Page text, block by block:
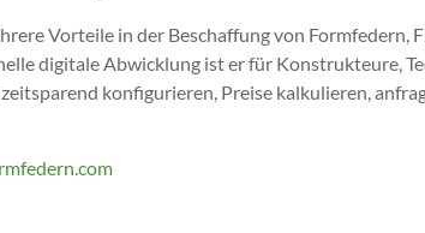
Vorteile in der Beschaffung von Formfedern,
digitale Abwicklung ist er für Konstrukteure,
konfigurieren, Preise kalkulieren,